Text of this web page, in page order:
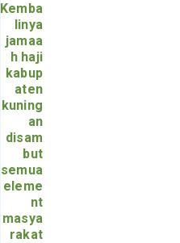
Kemba
linya
jamaa
h haji
kabup
aten
kuning
an
disam
but
semua
eleme
nt
masya
rakat